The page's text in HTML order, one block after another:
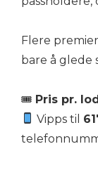
Flere
bare å glede
🎟 Pris pr.
Vipps til